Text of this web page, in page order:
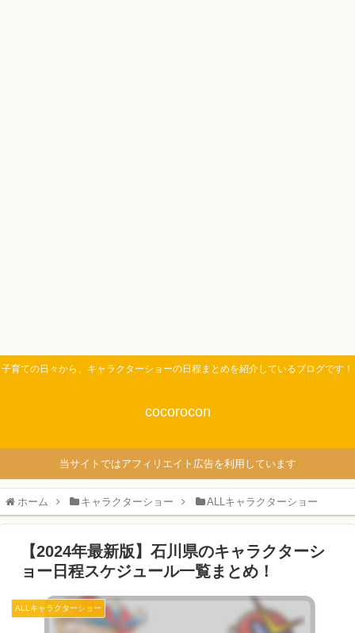
子育ての日々から、キャラクターショーの日程まとめを紹介しているブログです！
cocorocon
当サイトではアフィリエイト広告を利用しています
ホーム キャラクターショー ALLキャラクターショー
【2024年最新版】石川県のキャラクターシ
ョー日程スケジュール一覧まとめ！
ALLキャラクターショー